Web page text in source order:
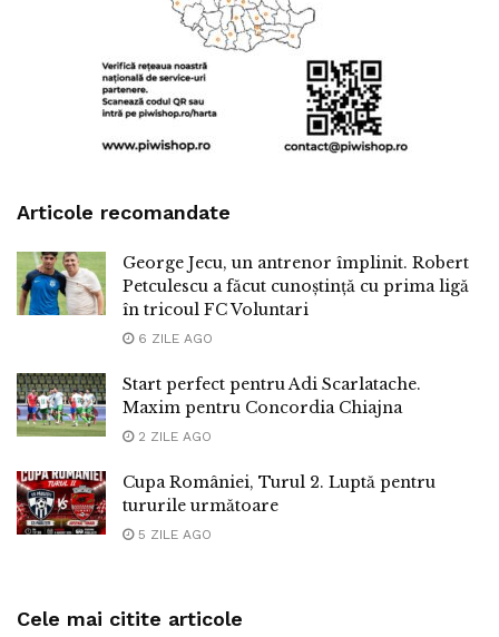
Articole recomandate
George Jecu, un antrenor împlinit. Robert
Petculescu a făcut cunoștință cu prima ligă
în tricoul FC Voluntari
6 ZILE AGO
Start perfect pentru Adi Scarlatache.
Maxim pentru Concordia Chiajna
2 ZILE AGO
Cupa României, Turul 2. Luptă pentru
tururile următoare
5 ZILE AGO
Cele mai citite articole